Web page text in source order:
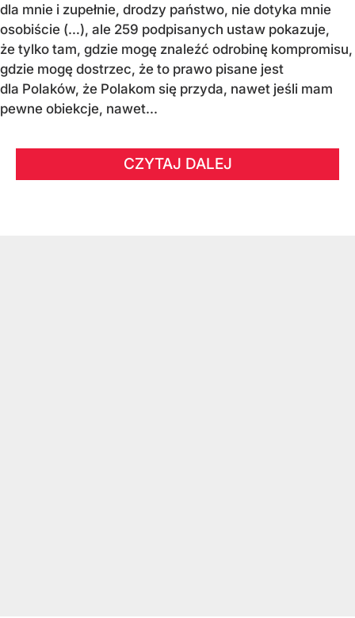
dla mnie i zupełnie, drodzy państwo, nie dotyka mnie
osobiście (…), ale 259 podpisanych ustaw pokazuje,
że tylko tam, gdzie mogę znaleźć odrobinę kompromisu,
gdzie mogę dostrzec, że to prawo pisane jest
dla Polaków, że Polakom się przyda, nawet jeśli mam
pewne obiekcje, nawet...
CZYTAJ DALEJ